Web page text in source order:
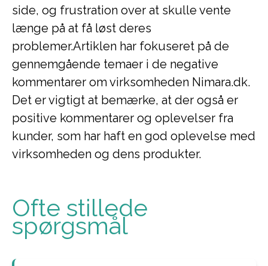
side, og frustration over at skulle vente
længe på at få løst deres
problemer.Artiklen har fokuseret på de
gennemgående temaer i de negative
kommentarer om virksomheden Nimara.dk.
Det er vigtigt at bemærke, at der også er
positive kommentarer og oplevelser fra
kunder, som har haft en god oplevelse med
virksomheden og dens produkter.
Ofte stillede
spørgsmål